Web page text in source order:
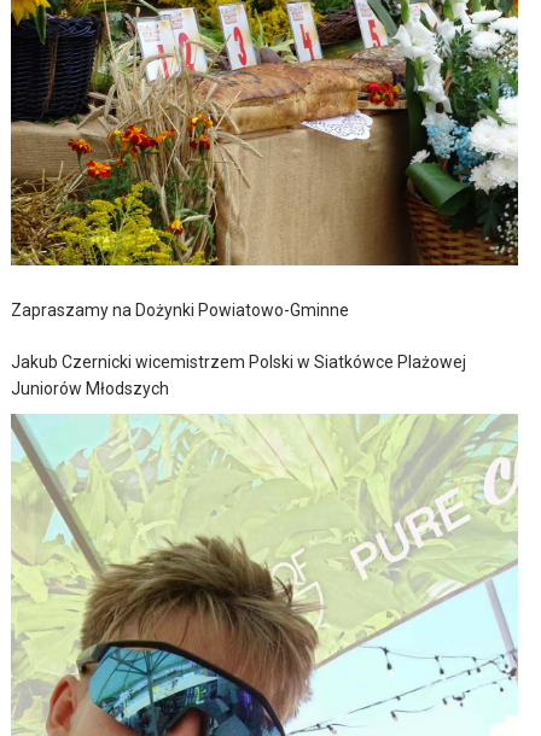
Zapraszamy na Dożynki Powiatowo-Gminne
Jakub Czernicki wicemistrzem Polski w Siatkówce Plażowej
Juniorów Młodszych